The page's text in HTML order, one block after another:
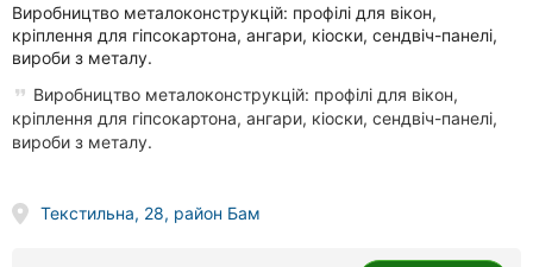
Виробництво металоконструкцій: профілі для вікон,
кріплення для гіпсокартона, ангари, кіоски, сендвіч-панелі,
вироби з металу.
Виробництво металоконструкцій: профілі для вікон,
кріплення для гіпсокартона, ангари, кіоски, сендвіч-панелі,
вироби з металу.
Текстильна, 28, район Бам